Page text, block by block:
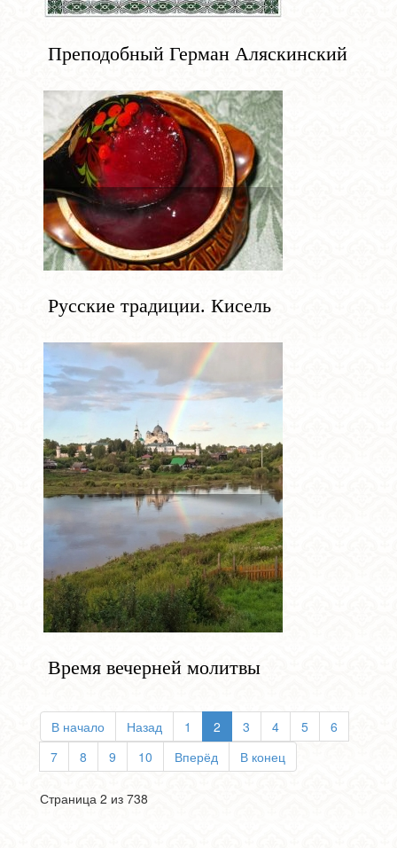
Преподобный Герман Аляскинский
Русские традиции. Кисель
Время вечерней молитвы
В начало Назад 1 2 3 4 5
6
7
8 9 10 Вперёд В конец
Страница 2 из 738